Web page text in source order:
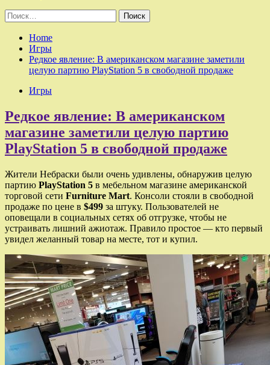
Найти:
Home
Игры
Редкое явление: В американском магазине заметили
целую партию PlayStation 5 в свободной продаже
Игры
Редкое явление: В американском
магазине заметили целую партию
PlayStation 5 в свободной продаже
Жители Небраски были очень удивлены, обнаружив целую
партию PlayStation 5 в мебельном магазине американской
торговой сети Furniture Mart. Консоли стояли в свободной
продаже по цене в $499 за штуку. Пользователей не
оповещали в социальных сетях об отгрузке, чтобы не
устраивать лишний ажиотаж. Правило простое — кто первый
увидел желанный товар на месте, тот и купил.